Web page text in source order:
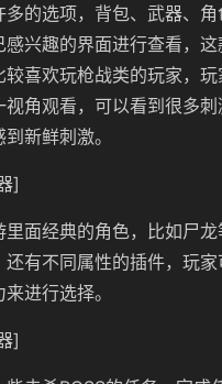
多的选项，背包、武器、
感兴趣的界面进行查看，
较喜欢玩枪战类的玩家，
视角观看，可以看到很多
新鲜刺激。
]
里面经典的角色，比如尸
有不同属性的插件，玩家
进行选择。
]